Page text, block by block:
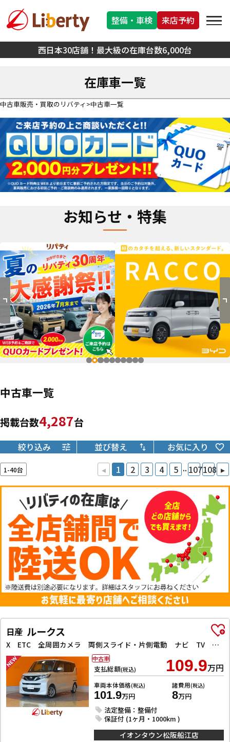
西日本30店舗！最大級の在庫台数6,000台
整備・車検 来店予約
在庫車一覧
中古車販売・買取のリバティ 中古車一覧
お知らせ・特集
中古車一覧
掲載台数4,287台
絞り込み 並び替え お気に入り
1-40台 ◂ 1 2 3 4 5 .. 107108 ▸
日産 ルークス
X ETC 全周囲カメラ 両側スライド・片側電動 ナビ TV クリアランスソナー レーンアシスト 衝突被害軽減システム オートライト スマートキー アイドリングストップ 電動格納ミラー
支払総額(税込) 109.9万円
車両本体価格(税込)
101.9万円
諸費用(税込)
8万円
法定整備：整備付
保証付 (1ヶ月・1000km )
中古車
イオンタウン松阪船江店